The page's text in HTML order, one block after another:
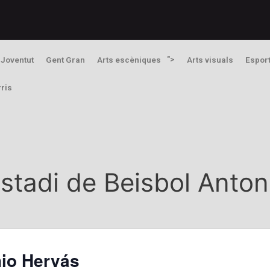
Joventut Gent Gran Arts escèniques "> Arts visuals
de Beisbol
Hervás